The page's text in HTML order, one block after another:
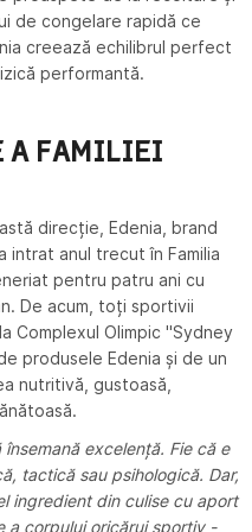
de congelare rapidă ce
creează echilibrul perfect
performantă.
A FAMILIEI
direcție, Edenia, brand
intrat anul trecut în Familia
pentru patru ani cu
De acum, toți sportivii
Complexul Olimpic "Sydney
produsele Edenia și de un
nutritivă, gustoasă,
excelență. Fie că e
tactică sau psihologică. Dar,
ingredient din culise cu aport
a corpului oricărui sportiv -